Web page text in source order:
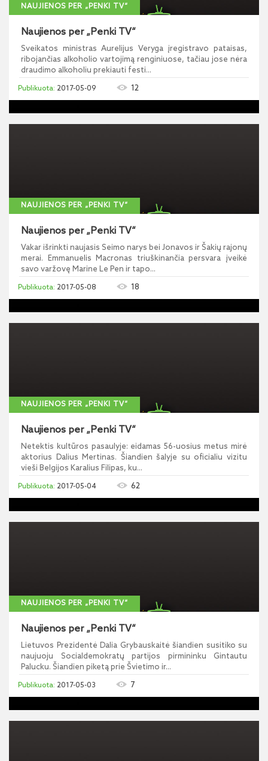
NAUJIENOS PER „PENKI TV“
Naujienos per „Penki TV“
Sveikatos ministras Aurelijus Veryga įregistravo pataisas,
ribojančias alkoholio vartojimą renginiuose, tačiau jose nėra
draudimo alkoholiu prekiauti festi...
2017-05-09 12
NAUJIENOS PER „PENKI TV“
Naujienos per „Penki TV“
Vakar išrinkti naujasis Seimo narys bei Jonavos ir Šakių rajonų
merai. Emmanuelis Macronas triuškinančia persvara įveikė
savo varžovę Marine Le Pen ir tapo...
2017-05-08 18
NAUJIENOS PER „PENKI TV“
Naujienos per „Penki TV“
Netektis kultūros pasaulyje: eidamas 56-uosius metus mirė
aktorius Dalius Mertinas. Šiandien šalyje su oficialiu vizitu
vieši Belgijos Karalius Filipas, ku...
2017-05-04 62
NAUJIENOS PER „PENKI TV“
Naujienos per „Penki TV“
Lietuvos Prezidentė Dalia Grybauskaitė šiandien susitiko su
naujuoju Socialdemokratų partijos pirmininku Gintautu
Palucku. Šiandien piketą prie Švietimo ir...
2017-05-03 7